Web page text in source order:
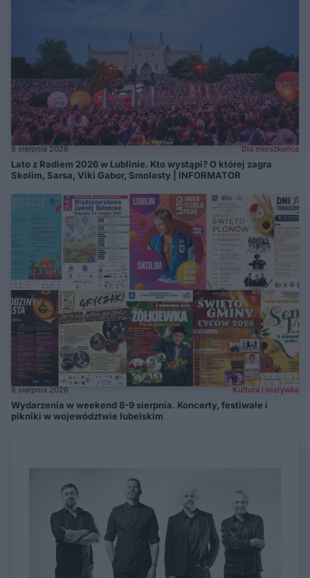
8 sierpnia 2026 Dla mieszkańca
Lato z Radiem 2026 w Lublinie. Kto wystąpi? O której zagra
Skolim, Sarsa, Viki Gabor, Smolasty | INFORMATOR
8 sierpnia 2026 Kultura i rozrywka
Wydarzenia w weekend 8-9 sierpnia. Koncerty, festiwale i
pikniki w województwie lubelskim